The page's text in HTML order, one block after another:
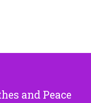
and Peace